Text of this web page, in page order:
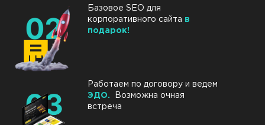
Базовое SEO для
корпоративного сайта
в
подарок!
Работаем по договору и ведем
ЭДО.
Возможна очная
встреча